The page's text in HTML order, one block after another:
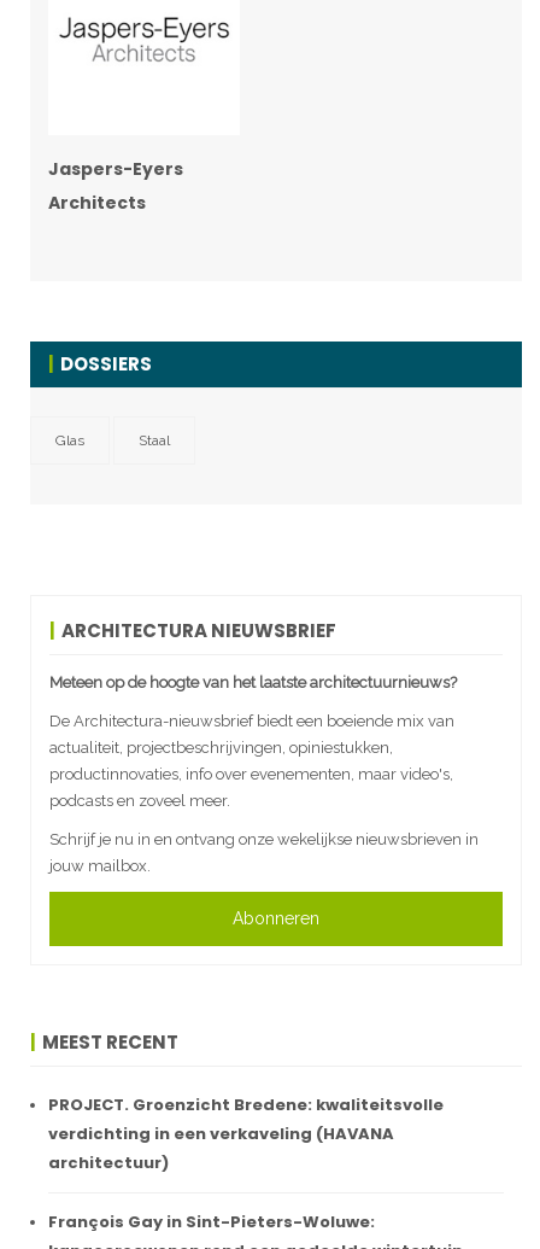
Jaspers-Eyers
Architects
DOSSIERS
Glas Staal
ARCHITECTURA NIEUWSBRIEF
Meteen op de hoogte van het laatste architectuurnieuws?
De Architectura-nieuwsbrief biedt een boeiende mix van
actualiteit, projectbeschrijvingen, opiniestukken,
productinnovaties, info over evenementen, maar video's,
podcasts en zoveel meer.
Schrijf je nu in en ontvang onze wekelijkse nieuwsbrieven in
jouw mailbox.
Abonneren
MEEST RECENT
PROJECT. Groenzicht Bredene: kwaliteitsvolle
verdichting in een verkaveling (HAVANA
architectuur)
François Gay in Sint-Pieters-Woluwe: